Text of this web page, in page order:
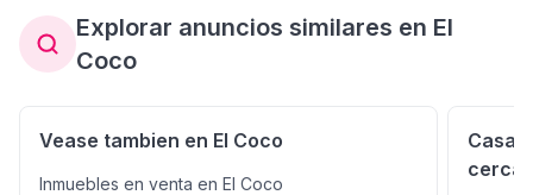
1-2 • Tanque de agua 320G • Gran patio con árboles de
papaya y guanábana
Explorar anuncios similares en El
Coco
Vease tambien en El Coco
Inmuebles en venta en El Coco
Casas